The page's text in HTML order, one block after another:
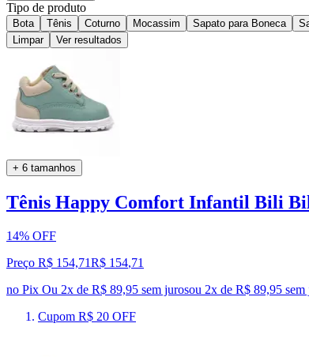
Tipo de produto
Bota Tênis Coturno Mocassim Sapato para Boneca
Limpar
Ver resultados
+ 6 tamanhos
Tênis Happy Comfort Infantil Bili
14% OFF
Preço R$ 154,71R$ 154,71
no Pix Ou 2x de R$ 89,95 sem jurosou 2x de R$ 89,95 sem
Cupom R$ 20 OFF